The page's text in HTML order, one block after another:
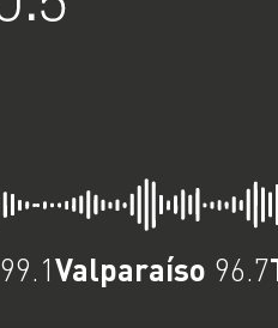
99.1Valparaíso 96.7